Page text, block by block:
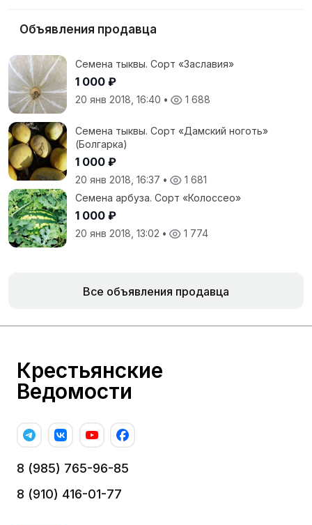
Объявления продавца
Семена тыквы. Сорт «Заславия»
1 000 ₽
20 янв 2018, 16:40 • 1 688
Семена тыквы. Сорт «Дамский ноготь»
(Болгарка)
1 000 ₽
20 янв 2018, 16:37 •
1 681
Семена арбуза. Сорт «Колоссео»
1 000 ₽
20 янв 2018, 13:02 • 1 774
Все объявления продавца
Крестьянские
Ведомости
8 (985) 765-96-85
8 (910) 416-01-77